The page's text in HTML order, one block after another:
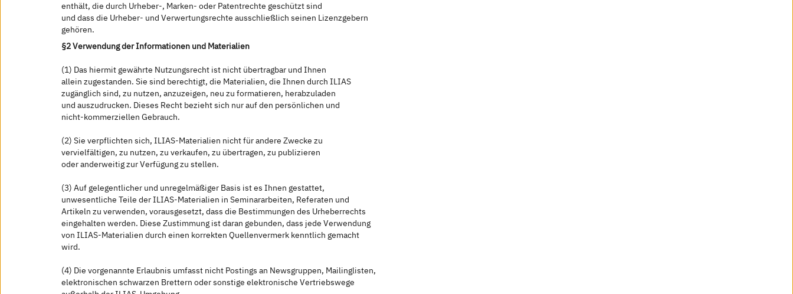
enthält, die durch Urheber-, Marken- oder Patentrechte geschützt sind
und dass die Urheber- und Verwertungsrechte ausschließlich seinen Lizenzgebern
gehören.
§2 Verwendung der Informationen und Materialien
(1) Das hiermit gewährte Nutzungsrecht ist nicht übertragbar und Ihnen
allein zugestanden. Sie sind berechtigt, die Materialien, die Ihnen durch ILIAS
zugänglich sind, zu nutzen, anzuzeigen, neu zu formatieren, herabzuladen
und auszudrucken. Dieses Recht bezieht sich nur auf den persönlichen und
nicht-kommerziellen Gebrauch.
(2) Sie verpflichten sich, ILIAS-Materialien nicht für andere Zwecke zu
vervielfältigen, zu nutzen, zu verkaufen, zu übertragen, zu publizieren
oder anderweitig zur Verfügung zu stellen.
(3) Auf gelegentlicher und unregelmäßiger Basis ist es Ihnen gestattet,
unwesentliche Teile der ILIAS-Materialien in Seminararbeiten, Referaten und
Artikeln zu verwenden, vorausgesetzt, dass die Bestimmungen des Urheberrechts
eingehalten werden. Diese Zustimmung ist daran gebunden, dass jede Verwendung
von ILIAS-Materialien durch einen korrekten Quellenvermerk kenntlich gemacht
wird.
(4) Die vorgenannte Erlaubnis umfasst nicht Postings an Newsgruppen, Mailinglisten,
elektronischen schwarzen Brettern oder sonstige elektronische Vertriebswege